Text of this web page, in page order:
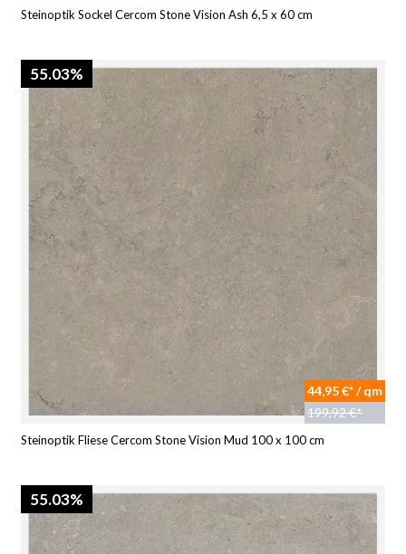
Steinoptik Sockel Cercom Stone Vision Ash 6,5 x 60 cm
55.03%
44,95 €* / qm
199,92 €*
Steinoptik Fliese Cercom Stone Vision Mud 100 x 100 cm
55.03%